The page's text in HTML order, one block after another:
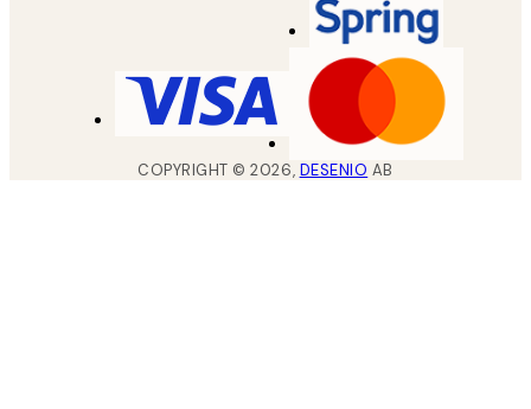
COPYRIGHT ©2026, DESENIO AB